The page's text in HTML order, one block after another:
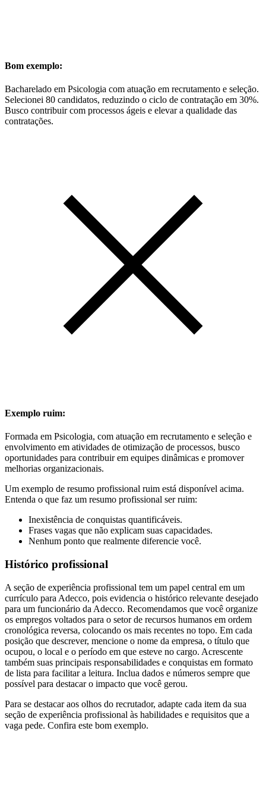
Bom exemplo:
Bacharelado em Psicologia com atuação em recrutamento e seleção.
Selecionei 80 candidatos, reduzindo o ciclo de contratação em 30%.
Busco contribuir com processos ágeis e elevar a qualidade das
contratações.
Exemplo ruim:
Formada em Psicologia, com atuação em recrutamento e seleção e
envolvimento em atividades de otimização de processos, busco
oportunidades para contribuir em equipes dinâmicas e promover
melhorias organizacionais.
Um exemplo de resumo profissional ruim está disponível acima.
Entenda o que faz um resumo profissional ser ruim:
Inexistência de conquistas quantificáveis.
Frases vagas que não explicam suas capacidades.
Nenhum ponto que realmente diferencie você.
Histórico profissional
A seção de experiência profissional tem um papel central em um
currículo para Adecco, pois evidencia o histórico relevante desejado
para um funcionário da Adecco. Recomendamos que você organize
os empregos voltados para o setor de recursos humanos em ordem
cronológica reversa, colocando os mais recentes no topo. Em cada
posição que descrever, mencione o nome da empresa, o título que
ocupou, o local e o período em que esteve no cargo. Acrescente
também suas principais responsabilidades e conquistas em formato
de lista para facilitar a leitura. Inclua dados e números sempre que
possível para destacar o impacto que você gerou.
Para se destacar aos olhos do recrutador, adapte cada item da sua
seção de experiência profissional às habilidades e requisitos que a
vaga pede. Confira este bom exemplo.